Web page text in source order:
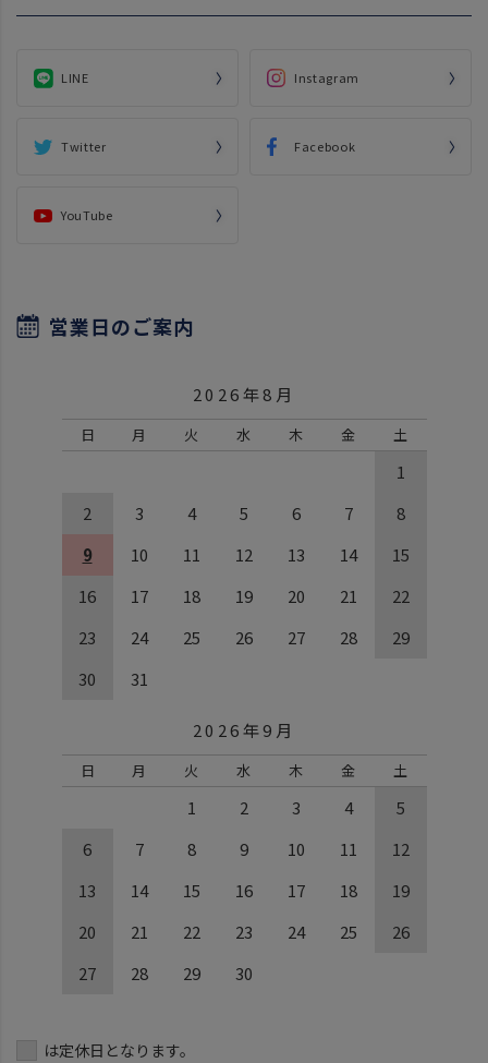
LINE Instagram
Twitter Facebook
YouTube
営業日のご案内
2026年8月
日 月 火 水 木 金 土
1
2
3 4 5 6 7
8
9
10 11 12 13 14
15
16
17 18 19 20 21
22
23
24 25 26 27 28
29
30
31
2026年9月
日 月 火 水 木 金 土
1 2 3 4
5
6
7 8 9 10 11
12
13
14 15 16 17 18
19
20
21 22 23 24 25
26
27
28 29 30
は定休日となります。